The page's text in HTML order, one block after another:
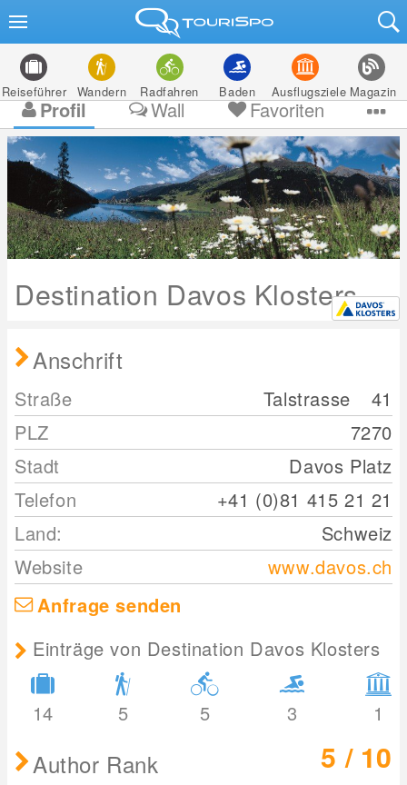
Reiseführer Wandern Radfahren Baden Ausflugsziele Magazin
Profil Wall Favoriten
Destination Davos Klosters
Anschrift
Straße Talstrasse
41
PLZ
7270
Stadt
Davos Platz
Telefon
+41 (0)81 415 21 21
Land:
Schweiz
Website
www.davos.ch
Anfrage senden
Einträge von Destination Davos Klosters
14 5 5 3 1
Author Rank 5 / 10